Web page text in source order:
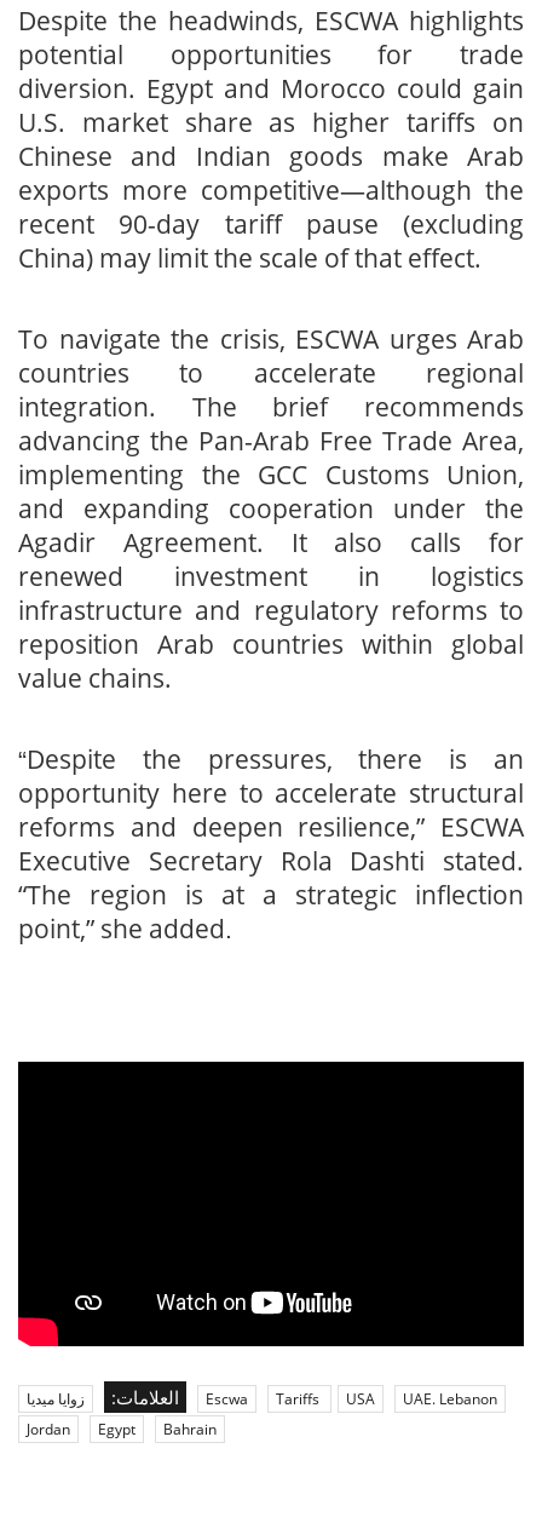
Despite the headwinds, ESCWA highlights
potential opportunities for trade
diversion. Egypt and Morocco could gain
U.S. market share as higher tariffs on
Chinese and Indian goods make Arab
exports more competitive—although the
recent 90-day tariff pause (excluding
China) may limit the scale of that effect.
To navigate the crisis, ESCWA urges Arab
countries to accelerate regional
integration. The brief recommends
advancing the Pan-Arab Free Trade Area,
implementing the GCC Customs Union,
and expanding cooperation under the
Agadir Agreement. It also calls for
renewed investment in logistics
infrastructure and regulatory reforms to
reposition Arab countries within global
value chains.
“Despite the pressures, there is an
opportunity here to accelerate structural
reforms and deepen resilience,” ESCWA
Executive Secretary Rola Dashti stated.
“The region is at a strategic inflection
point,” she added.
العلامات: زوايا ميديا Escwa Tariffs USA
UAE. Lebanon
Jordan
Egypt Bahrain